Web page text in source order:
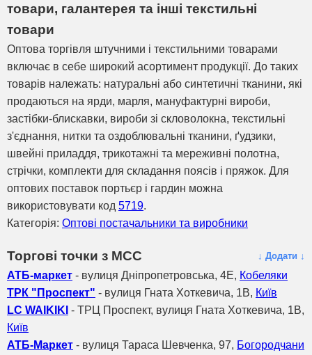
товари, галантерея та інші текстильні
товари
Оптова торгівля штучними і текстильними товарами
включає в себе широкий асортимент продукції. До таких
товарів належать: натуральні або синтетичні тканини, які
продаються на ярди, марля, мануфактурні вироби,
застібки-блискавки, вироби зі скловолокна, текстильні
з'єднання, нитки та оздоблювальні тканини, ґудзики,
швейні приладдя, трикотажні та мереживні полотна,
стрічки, комплекти для складання поясів і пряжок. Для
оптових поставок портьєр і гардин можна
використовувати код 5719.
Категорія: Оптові постачальники та виробники
Торгові точки з МСС ↓ Додати ↓
АТБ-маркет - вулиця Дніпропетровська, 4Е, Кобеляки
ТРК "Проспект" - вулиця Гната Хоткевича, 1В, Київ
LC WAIKIKI - ТРЦ Проспект, вулиця Гната Хоткевича, 1В,
Київ
АТБ-Маркет - вулиця Тараса Шевченка, 97, Богородчани